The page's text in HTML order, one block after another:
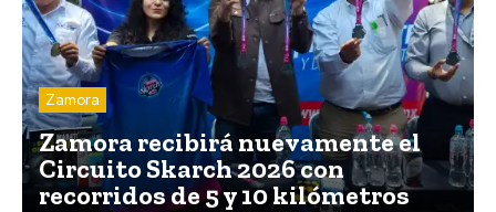
Zamora
Zamora recibirá nuevamente el
Circuito Skarch 2026 con
recorridos de 5 y 10 kilómetros